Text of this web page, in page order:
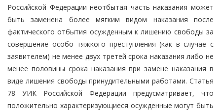
Российской Федерации неотбытая часть наказания может
быть заменена более мягким видом наказания после
фактического отбытия осужденным к лишению свободы за
совершение особо тяжкого преступления (как в случае с
заявителем) не менее двух третей срока наказания либо не
менее половины срока наказания при замене наказания в
виде лишения свободы принудительными работами. Статья
78 УИК Российской Федерации предусматривает, что
положительно характеризующиеся осужденные могут быть